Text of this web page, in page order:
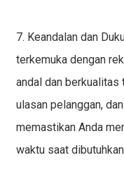
7. Keandalan dan
terkemuka dengan
andal dan
ulasan pelanggan,
memastikan Anda
waktu saat